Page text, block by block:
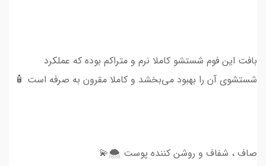
بافت این فوم شستشو کاملا نرم و متراکم بوده که عملکرد
شستشوی آن را بهبود می‌بخشد و کاملا مقرون به صرفه است 🧴
صاف ، شفاف و روشن کننده پوست 🌨💫